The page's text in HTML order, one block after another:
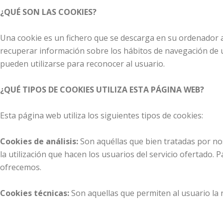
¿QUÉ SON LAS COOKIES?
Una cookie es un fichero que se descarga en su
recuperar información sobre los hábitos de navegación
pueden utilizarse para reconocer al usuario.
¿QUÉ TIPOS DE COOKIES UTILIZA ESTA PÁGINA WEB?
Esta página web utiliza los siguientes tipos de cookies:
Cookies de análisis:Son aquéllas que bien tratadas por
la utilización que hacen los usuarios del servicio ofertado.
ofrecemos.
Cookies técnicas:Son aquellas que permiten al usuario